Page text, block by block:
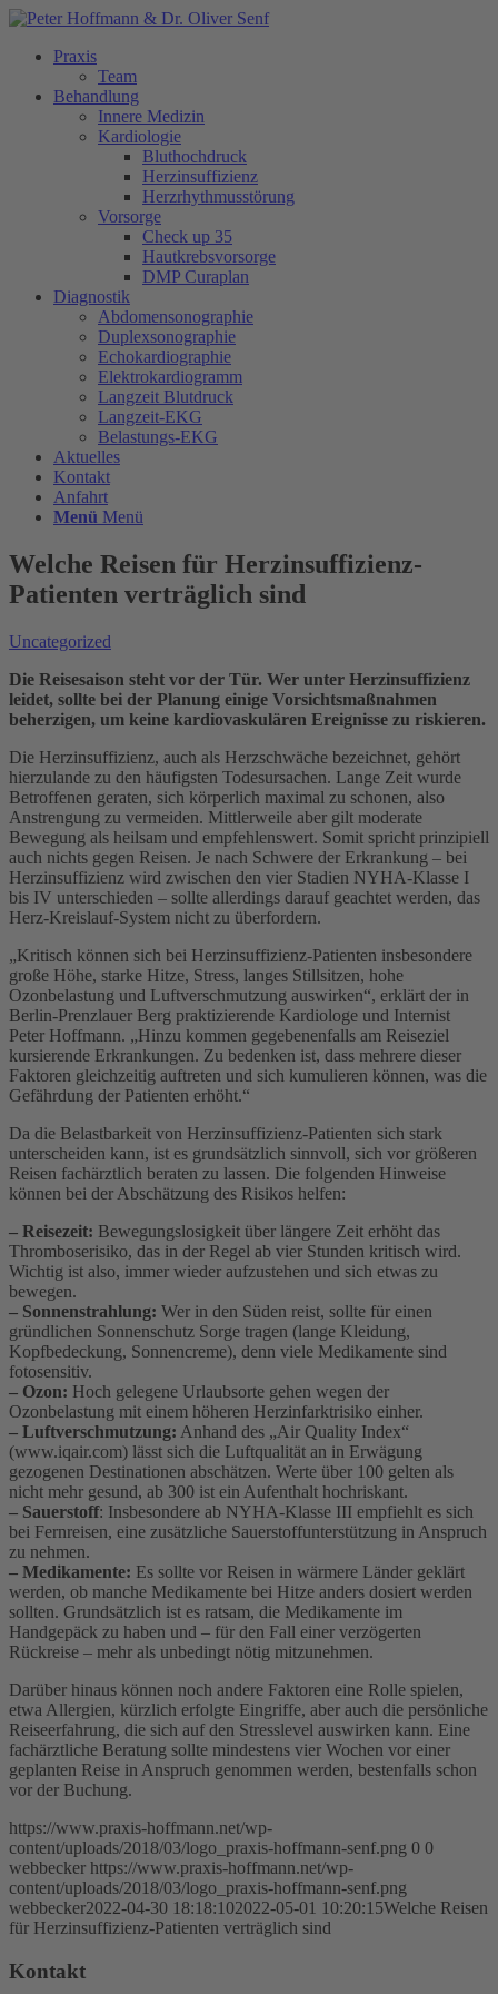
Praxis
Team
Behandlung
Innere Medizin
Kardiologie
Bluthochdruck
Herzinsuffizienz
Herzrhythmusstörung
Vorsorge
Check up 35
Hautkrebsvorsorge
DMP Curaplan
Diagnostik
Abdomensonographie
Duplexsonographie
Echokardiographie
Elektrokardiogramm
Langzeit Blutdruck
Langzeit-EKG
Belastungs-EKG
Aktuelles
Kontakt
Anfahrt
Menü Menü
Welche Reisen für Herzinsuffizienz-
Patienten verträglich sind
Uncategorized
Die Reisesaison steht vor der Tür. Wer unter Herzinsuffizienz
leidet, sollte bei der Planung einige Vorsichtsmaßnahmen
beherzigen, um keine kardiovaskulären Ereignisse zu riskieren.
Die Herzinsuffizienz, auch als Herzschwäche bezeichnet, gehört
hierzulande zu den häufigsten Todesursachen. Lange Zeit wurde
Betroffenen geraten, sich körperlich maximal zu schonen, also
Anstrengung zu vermeiden. Mittlerweile aber gilt moderate
Bewegung als heilsam und empfehlenswert. Somit spricht prinzipiell
auch nichts gegen Reisen. Je nach Schwere der Erkrankung – bei
Herzinsuffizienz wird zwischen den vier Stadien NYHA-Klasse I
bis IV unterschieden – sollte allerdings darauf geachtet werden, das
Herz-Kreislauf-System nicht zu überfordern.
„Kritisch können sich bei Herzinsuffizienz-Patienten insbesondere
große Höhe, starke Hitze, Stress, langes Stillsitzen, hohe
Ozonbelastung und Luftverschmutzung auswirken“, erklärt der in
Berlin-Prenzlauer Berg praktizierende Kardiologe und Internist
Peter Hoffmann. „Hinzu kommen gegebenenfalls am Reiseziel
kursierende Erkrankungen. Zu bedenken ist, dass mehrere dieser
Faktoren gleichzeitig auftreten und sich kumulieren können, was die
Gefährdung der Patienten erhöht.“
Da die Belastbarkeit von Herzinsuffizienz-Patienten sich stark
unterscheiden kann, ist es grundsätzlich sinnvoll, sich vor größeren
Reisen fachärztlich beraten zu lassen. Die folgenden Hinweise
können bei der Abschätzung des Risikos helfen:
– Reisezeit: Bewegungslosigkeit über längere Zeit erhöht das
Thromboserisiko, das in der Regel ab vier Stunden kritisch wird.
Wichtig ist also, immer wieder aufzustehen und sich etwas zu
bewegen.
– Sonnenstrahlung: Wer in den Süden reist, sollte für einen
gründlichen Sonnenschutz Sorge tragen (lange Kleidung,
Kopfbedeckung, Sonnencreme), denn viele Medikamente sind
fotosensitiv.
– Ozon: Hoch gelegene Urlaubsorte gehen wegen der
Ozonbelastung mit einem höheren Herzinfarktrisiko einher.
– Luftverschmutzung: Anhand des „Air Quality Index“
(www.iqair.com) lässt sich die Luftqualität an in Erwägung
gezogenen Destinationen abschätzen. Werte über 100 gelten als
nicht mehr gesund, ab 300 ist ein Aufenthalt hochriskant.
– Sauerstoff: Insbesondere ab NYHA-Klasse III empfiehlt es sich
bei Fernreisen, eine zusätzliche Sauerstoffunterstützung in Anspruch
zu nehmen.
– Medikamente: Es sollte vor Reisen in wärmere Länder geklärt
werden, ob manche Medikamente bei Hitze anders dosiert werden
sollten. Grundsätzlich ist es ratsam, die Medikamente im
Handgepäck zu haben und – für den Fall einer verzögerten
Rückreise – mehr als unbedingt nötig mitzunehmen.
Darüber hinaus können noch andere Faktoren eine Rolle spielen,
etwa Allergien, kürzlich erfolgte Eingriffe, aber auch die persönliche
Reiseerfahrung, die sich auf den Stresslevel auswirken kann. Eine
fachärztliche Beratung sollte mindestens vier Wochen vor einer
geplanten Reise in Anspruch genommen werden, bestenfalls schon
vor der Buchung.
https://www.praxis-hoffmann.net/wp-
content/uploads/2018/03/logo_praxis-hoffmann-senf.png 0 0
webbecker https://www.praxis-hoffmann.net/wp-
content/uploads/2018/03/logo_praxis-hoffmann-senf.png
webbecker2022-04-30 18:18:102022-05-01 10:20:15Welche Reisen
für Herzinsuffizienz-Patienten verträglich sind
Kontakt